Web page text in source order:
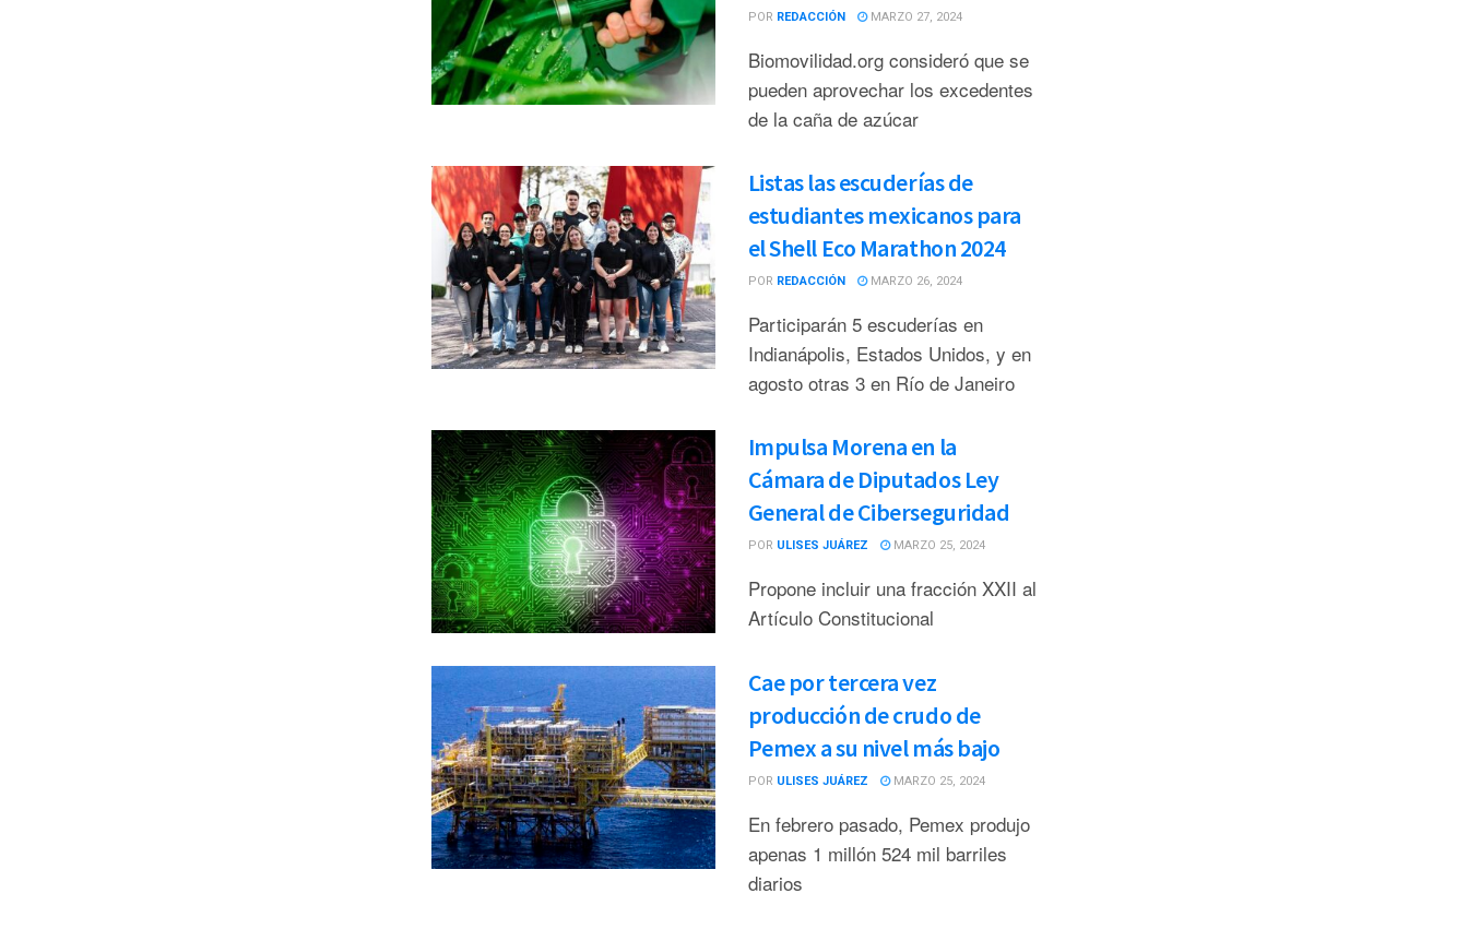
POR REDACCIÓN MARZO 27, 2024
Biomovilidad.org consideró que se
pueden aprovechar los excedentes
de la caña de azúcar
Listas las escuderías de
estudiantes mexicanos para
el Shell Eco Marathon 2024
POR REDACCIÓN MARZO 26, 2024
Participarán 5 escuderías en
Indianápolis, Estados Unidos, y en
agosto otras 3 en Río de Janeiro
Impulsa Morena en la
Cámara de Diputados Ley
General de Ciberseguridad
POR ULISES JUÁREZ MARZO 25, 2024
Propone incluir una fracción XXII al
Artículo Constitucional
Cae por tercera vez
producción de crudo de
Pemex a su nivel más bajo
POR ULISES JUÁREZ MARZO 25, 2024
En febrero pasado, Pemex produjo
apenas 1 millón 524 mil barriles
diarios